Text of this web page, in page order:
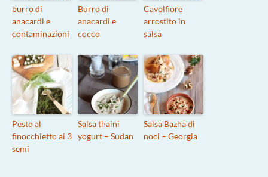
burro di
anacardi e
contaminazioni
Burro di
anacardi e
cocco
Cavolfiore
arrostito in
salsa
Pesto al
finocchietto ai 3
semi
Salsa thaini
yogurt – Sudan
Salsa Bazha di
noci – Georgia